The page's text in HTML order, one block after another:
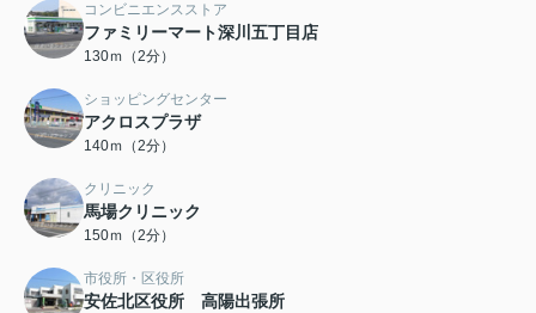
コンビニエンスストア
ファミリーマート深川五丁目店
130ｍ（2分）
ショッピングセンター
アクロスプラザ
140ｍ（2分）
クリニック
馬場クリニック
150ｍ（2分）
市役所・区役所
安佐北区役所 高陽出張所